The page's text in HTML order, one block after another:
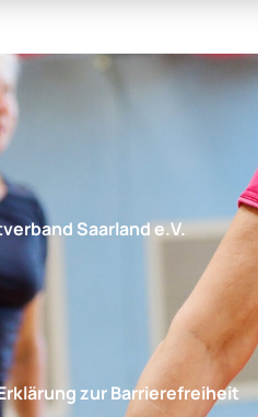
Saarland e.V.
zur Barrierefreiheit